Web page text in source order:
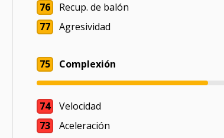
76
Recup. de balón
77
Agresividad
75 Complexión
74
Velocidad
73
Aceleración